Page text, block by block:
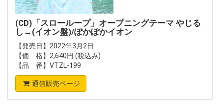
(CD)「スローループ」オープニングテーマ やじる
し→(イオン盤)/ぽかぽかイオン
【発売日】2022年3月2日
【価 格】2,640円 (税込み)
【品 番】VTZL-199
通信販売ページ